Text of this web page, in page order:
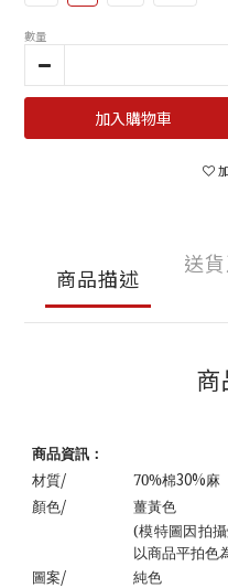
數量
加入購物車
商品描述
送
商品資訊：
材質/ 70%棉30%麻
顏色/
薑黃色
(模特圖因拍
以商品平拍色
圖案/ 純色